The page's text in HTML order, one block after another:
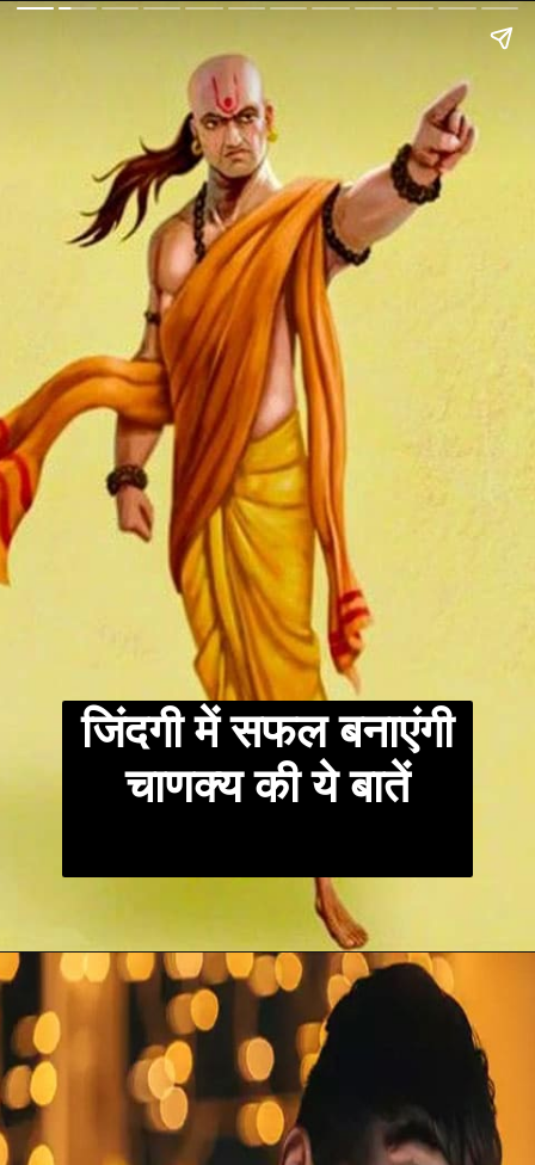
जिंदगी में सफल बनाएंगी
चाणक्य की ये बातें